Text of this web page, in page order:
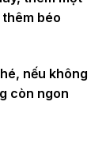
béo
nếu không
còn ngon